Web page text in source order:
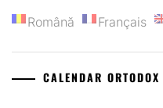
Română Français
CALENDAR ORTODOX